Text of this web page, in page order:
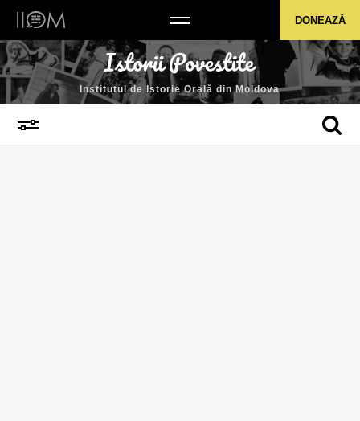
Institutul de Istorie Orală din MoldovaDONEAZĂ
Institutul de Istorie Orală din Moldova